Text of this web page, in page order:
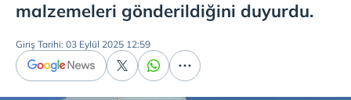
malzemeleri gönderildiğini duyurdu.
Giriş Tarihi: 03 Eylül 2025 12:59